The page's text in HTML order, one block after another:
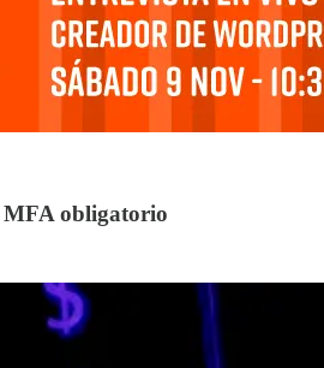
MFA obligatorio